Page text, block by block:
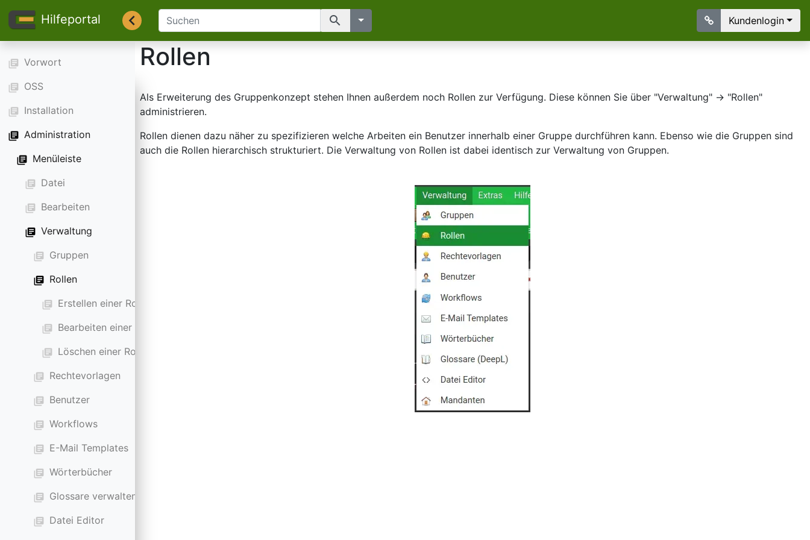
Hilfeportal search Kundenlogin
library_books Vorwort
library_books OSS
library_books Installation
library_books Administration
library_books Menüleiste
library_books Datei
library_books Bearbeiten
library_books Verwaltung
library_books Gruppen
library_books Rollen
library_books Erstellen einer Rolle
library_books Bearbeiten einer Rolle
library_books Löschen einer Rolle
library_books Rechtevorlagen
library_books Benutzer
library_books Workflows
library_books E-Mail Templates
library_books Wörterbücher
library_books Glossare verwalten
library_books Datei Editor
Rollen
Als Erweiterung des Gruppenkonzept stehen Ihnen außerdem noch Rollen zur Verfügung. Diese können Sie über "Verwaltung" -> "Rollen"
administrieren.
Rollen dienen dazu näher zu spezifizieren welche Arbeiten ein Benutzer innerhalb einer Gruppe durchführen kann. Ebenso wie die Gruppen sind
auch die Rollen hierarchisch strukturiert. Die Verwaltung von Rollen ist dabei identisch zur Verwaltung von Gruppen.